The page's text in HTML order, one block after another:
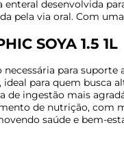
enteral
pela via oral. Com
SOYA 1.5 1L
para suporte
para quem busca
de ingestão mais
de nutrição, com
saúde e bem-